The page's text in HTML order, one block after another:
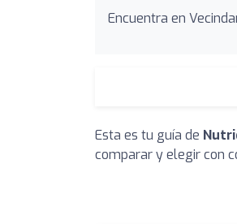
Encuentra en
Esta es tu guía de
comparar y elegir con